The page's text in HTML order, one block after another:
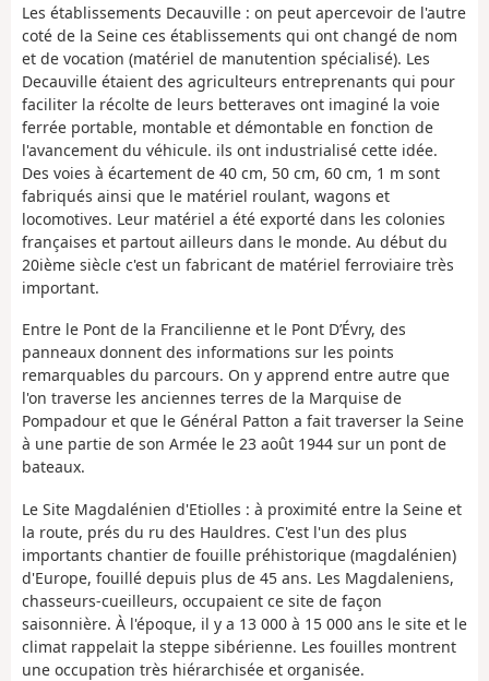
Les établissements Decauville : on peut apercevoir de l'autre
coté de la Seine ces établissements qui ont changé de nom
et de vocation (matériel de manutention spécialisé). Les
Decauville étaient des agriculteurs entreprenants qui pour
faciliter la récolte de leurs betteraves ont imaginé la voie
ferrée portable, montable et démontable en fonction de
l'avancement du véhicule. ils ont industrialisé cette idée.
Des voies à écartement de 40 cm, 50 cm, 60 cm, 1 m sont
fabriqués ainsi que le matériel roulant, wagons et
locomotives. Leur matériel a été exporté dans les colonies
françaises et partout ailleurs dans le monde. Au début du
20ième siècle c'est un fabricant de matériel ferroviaire très
important.
Entre le Pont de la Francilienne et le Pont D’Évry, des
panneaux donnent des informations sur les points
remarquables du parcours. On y apprend entre autre que
l'on traverse les anciennes terres de la Marquise de
Pompadour et que le Général Patton a fait traverser la Seine
à une partie de son Armée le 23 août 1944 sur un pont de
bateaux.
Le Site Magdalénien d'Etiolles : à proximité entre la Seine et
la route, prés du ru des Hauldres. C'est l'un des plus
importants chantier de fouille préhistorique (magdalénien)
d'Europe, fouillé depuis plus de 45 ans. Les Magdaleniens,
chasseurs-cueilleurs, occupaient ce site de façon
saisonnière. À l'époque, il y a 13 000 à 15 000 ans le site et le
climat rappelait la steppe sibérienne. Les fouilles montrent
une occupation très hiérarchisée et organisée.